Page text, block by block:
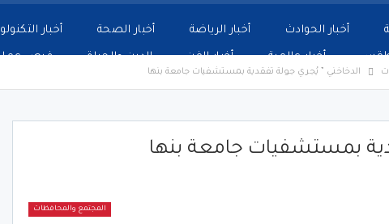
أخبار الحوادث أخبار الرياضة أخبار الصحة أخبار
أخبار عالمية أخبار الفن الدين والحياة فرص
الدخاخني ” يُجري جولة تفقدية بمستشفيات جامعة بنها
بمستشفيات جامعة بنها
المجتمع والمحافظات